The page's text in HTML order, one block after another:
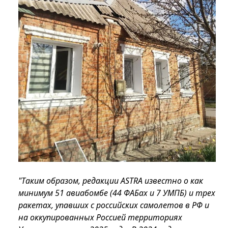
"Таким образом, редакции ASTRA известно о как
минимум 51 авиабомбе (44 ФАБах и 7 УМПБ) и трех
ракетах, упавших с российских самолетов в РФ и
на оккупированных Россией территориях